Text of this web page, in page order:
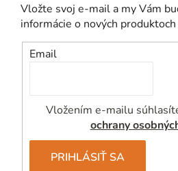
Vložte svoj e-mail a my Vám
informácie o nových
Email
Vložením e-mailu
ochrany
PRIHLÁSIŤ SA